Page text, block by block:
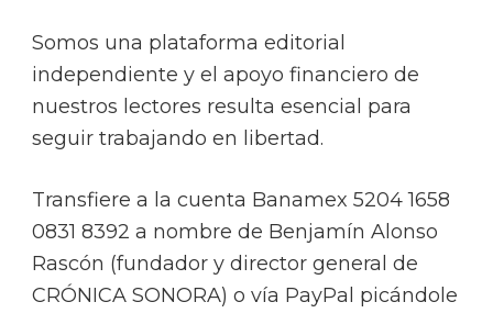
Somos una plataforma editorial
independiente y el apoyo financiero de
nuestros lectores resulta esencial para
seguir trabajando en libertad.
Transfiere a la cuenta Banamex 5204 1658
0831 8392 a nombre de Benjamín Alonso
Rascón (fundador y director general de
CRÓNICA SONORA) o vía PayPal picándole